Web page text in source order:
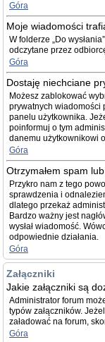
Góra
Moje wiadomości
W folderze „Do
odczytane przez
Góra
Dostaję niechciane
Możesz zablokować
prywatnych wiadomości
panelu użytkownika.
poinformuj o tym
danemu użytkownikowi
Góra
Otrzymałem spam
Przykro nam z tego
sprawdzenia i
dlatego przekaż
Bardzo ważny jest
wysłał wiadomość.
odpowiednie działania.
Góra
Załączniki
Jakie załączniki są
Administrator forum
typów załączników.
załadować na forum,
Góra